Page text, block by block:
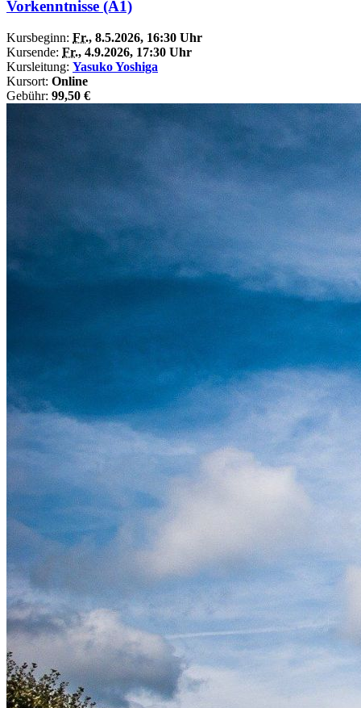
Vorkenntnisse (A1)
Kursbeginn: Fr., 8.5.2026, 16:30 Uhr
Kursende: Fr., 4.9.2026, 17:30 Uhr
Kursleitung: Yasuko Yoshiga
Kursort: Online
Gebühr: 99,50 €